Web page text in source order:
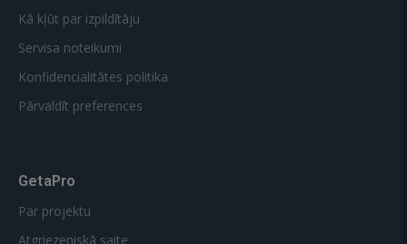
Kā kļūt par izpildītāju
Servisa noteikumi
Konfidencialitātes politika
Pārvaldīt preferences
GetaPro
Par projektu
Atgriezeniskā saite